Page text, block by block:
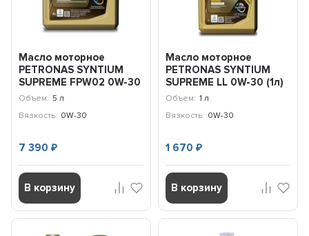
Масло моторное
PETRONAS SYNTIUM
SUPREME FPW02 0W-30
(5л) 71231M12EU
Объем: 5 л
Вязкость: 0W-30
7 390₽
В корзину
Масло моторное
PETRONAS SYNTIUM
SUPREME LL 0W-30 (1л)
71226E18EU
Объем: 1 л
Вязкость: 0W-30
1 670 ₽
В корзину